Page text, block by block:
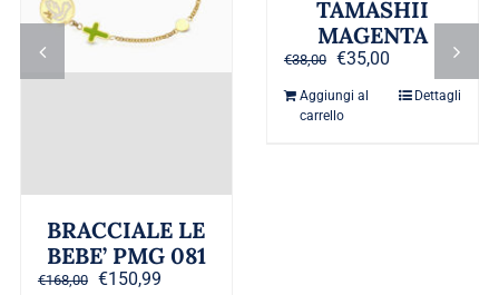
BRACCIALE LE
BEBE’ PMG 081
€168,00
Il
€150,99Il
TAMASHII
MAGENTA
€38,00
Il
originale
era:
€35,00Il
prezzo
attuale
Aggiungi al
carrello
Dettagli